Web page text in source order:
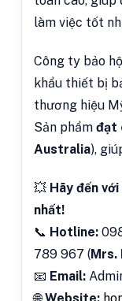
làm việc tốt
Công ty bảo
khẩu thiết bị
thương hiệu
Sản phẩm đạt
Australia),
💥 Hãy đến
nhất!
📞 Hotline:
789 967 (Mrs.
📧 Email: